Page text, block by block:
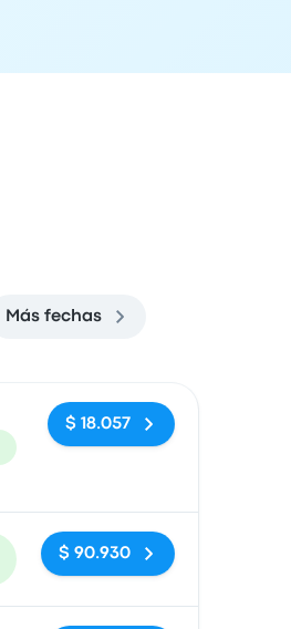
Más fechas
$ 18.057
$ 90.930